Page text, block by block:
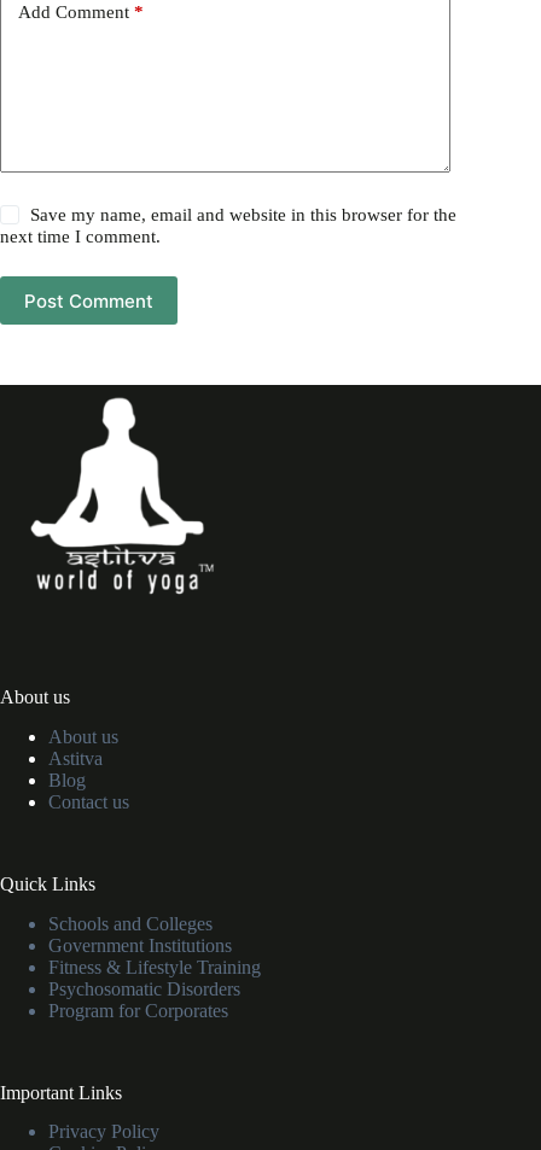
Add Comment *
Save my name, email and website in this browser for the
next time I comment.
Post Comment
About us
About us
Astitva
Blog
Contact us
Quick Links
Schools and Colleges
Government Institutions
Fitness & Lifestyle Training
Psychosomatic Disorders
Program for Corporates
Important Links
Privacy Policy